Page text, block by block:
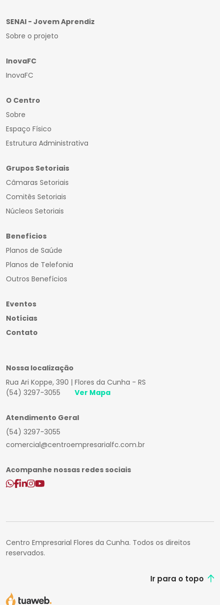
SENAI - Jovem Aprendiz
Sobre o projeto
InovaFC
InovaFC
O Centro
Sobre
Espaço Físico
Estrutura Administrativa
Grupos Setoriais
Câmaras Setoriais
Comitês Setoriais
Núcleos Setoriais
Benefícios
Planos de Saúde
Planos de Telefonia
Outros Benefícios
Eventos
Notícias
Contato
Nossa localização
Rua Ari Koppe, 390 | Flores da Cunha - RS
(54) 3297-3055
Ver Mapa
Atendimento Geral
(54) 3297-3055
comercial@centroempresarialfc.com.br
Acompanhe nossas redes sociais
Centro Empresarial Flores da Cunha. Todos os direitos
reservados.
Ir para o topo